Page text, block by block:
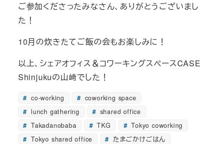
ご参加くださったみなさん、ありがとうございまし
た！
10月の炊きたてご飯の会もお楽しみに！
以上、シェアオフィス＆コワーキングスペースCASE
Shinjukuの山﨑でした！
co-working
coworking space
lunch gathering
shared office
Takadanobaba
TKG
Tokyo coworking
Tokyo shared office
たまごかけごはん